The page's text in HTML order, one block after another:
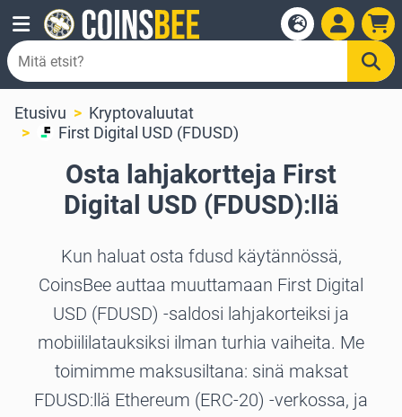
Etusivu
Kryptovaluutat
First Digital USD (FDUSD)
Osta lahjakortteja First
Digital USD (FDUSD):llä
Kun haluat osta fdusd käytännössä,
CoinsBee auttaa muuttamaan First Digital
USD (FDUSD) -saldosi lahjakorteiksi ja
mobiililatauksiksi ilman turhia vaiheita. Me
toimimme maksusiltana: sinä maksat
FDUSD:llä Ethereum (ERC-20) -verkossa, ja